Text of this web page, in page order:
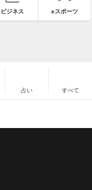
ビジネス eスポーツ
占い すべて